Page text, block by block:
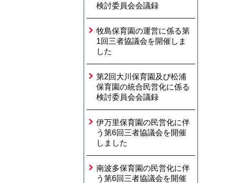
検討委員会会議録
牧島保育園の運営に係る第
1回三者協議会を開催しま
した
第2回大川保育園及び松浦
保育園の統合民営化に係る
検討委員会会議録
伊万里保育園の民営化に伴
う第6回三者協議会を開催
しました
南波多保育園の民営化に伴
う第6回三者協議会を開催